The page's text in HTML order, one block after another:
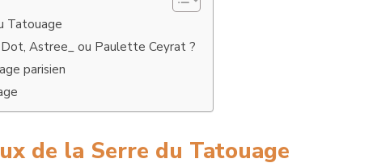
Tatouage
Astree_ ou Paulette Ceyrat ?
parisien
de la Serre du Tatouage